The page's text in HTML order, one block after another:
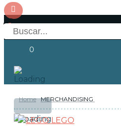
0
Acceso
OFERTAS
RESERVAS
Home MERCHANDISING
LEGO